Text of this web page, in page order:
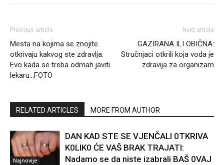
Previous article
Mesta na kojima se znojite
otkrivaju kakvog ste zdravlja:
Evo kada se treba odmah javiti
lekaru…FOTO
Next article
GAZIRANA ILI OBIČNA:
Stručnjaci otkrili koja voda je
zdravija za organizam
RELATED ARTICLES MORE FROM AUTHOR
Najnovije
DAN KAD STE SE VJENČALI 0TKRIVA
K0LIK0 ĆE VAŠ BRAK TRAJATI:
Nadamo se da niste izabrali BAŠ 0VAJ